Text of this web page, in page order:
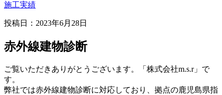
施工実績
投稿日：2023年6月28日
赤外線建物診断
ご覧いただきありがとうございます。「株式会社m.s.r」で
す。
弊社では赤外線建物診断に対応しており、拠点の鹿児島県指